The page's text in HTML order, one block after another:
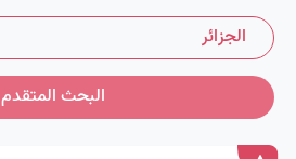
الجزائر
البحث المتقدم